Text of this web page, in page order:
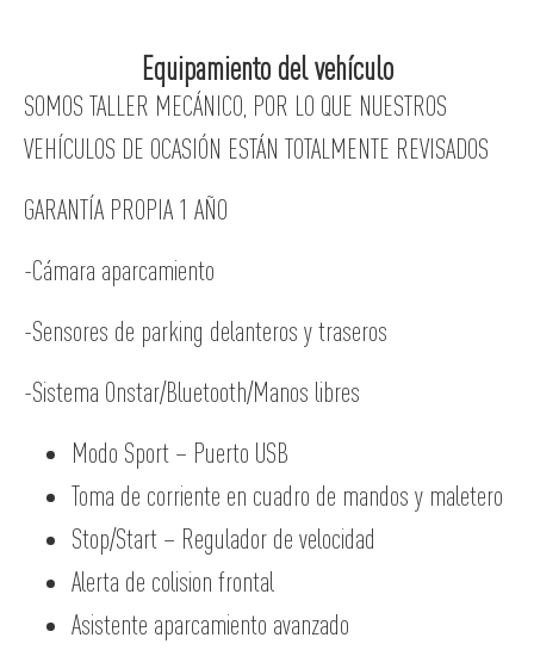
Equipamiento del vehículo
SOMOS TALLER MECÁNICO, POR LO QUE NUESTROS
VEHÍCULOS DE OCASIÓN ESTÁN TOTALMENTE REVISADOS
GARANTÍA PROPIA 1 AÑO
-Cámara aparcamiento
-Sensores de parking delanteros y traseros
-Sistema Onstar/Bluetooth/Manos libres
Modo Sport – Puerto USB
Toma de corriente en cuadro de mandos y maletero
Stop/Start – Regulador de velocidad
Alerta de colision frontal
Asistente aparcamiento avanzado